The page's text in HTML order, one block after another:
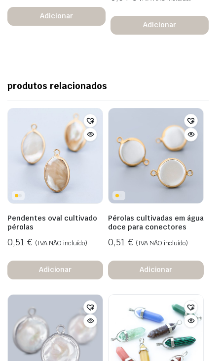
Adicionar
Adicionar
produtos relacionados
Pendentes oval cultivado
pérolas
0,51 € (IVA NÃO incluído)
Adicionar
Pérolas cultivadas em água
doce para conectores
0,51 € (IVA NÃO incluído)
Adicionar